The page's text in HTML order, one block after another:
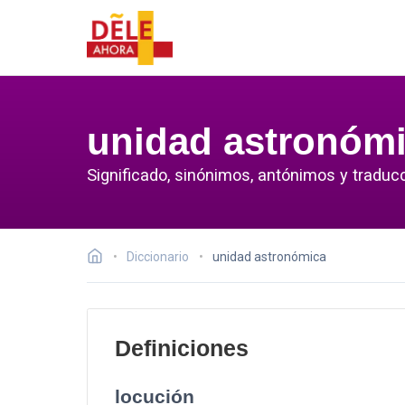
unidad
Significado, sinónimos, antónimos y
Diccionario unidad astronómica
Definiciones
locución